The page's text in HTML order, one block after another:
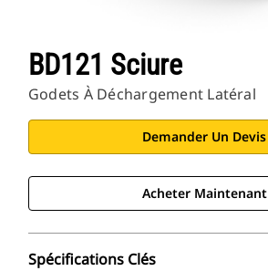
BD121 Sciure
Godets À Déchargement Latéral
Demander Un Devis
Acheter Maintenant
Spécifications Clés